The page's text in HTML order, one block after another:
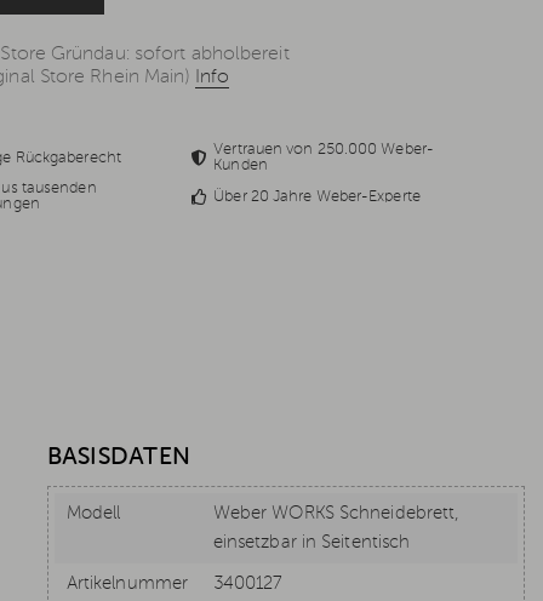
Gründau: sofort abholbereit
Store Rhein Main)
Info
Rückgaberecht
Vertrauen von 250.000 Weber-
Kunden
tausenden
Über 20 Jahre Weber-Experte
BASISDATEN
Modell
Weber WORKS Schneidebrett,
einsetzbar in Seitentisch
Artikelnummer 3400127